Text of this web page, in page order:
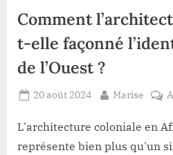
Comment
t-elle façonné
de l’Ouest ?
Posted
20 août 2024 By
Marise
L'architecture coloniale en
représente bien plus qu'un